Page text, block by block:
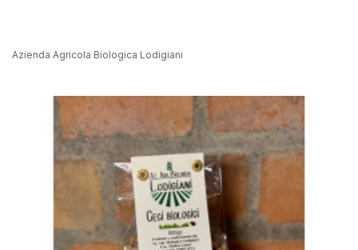
Azienda Agricola Biologica Lodigiani